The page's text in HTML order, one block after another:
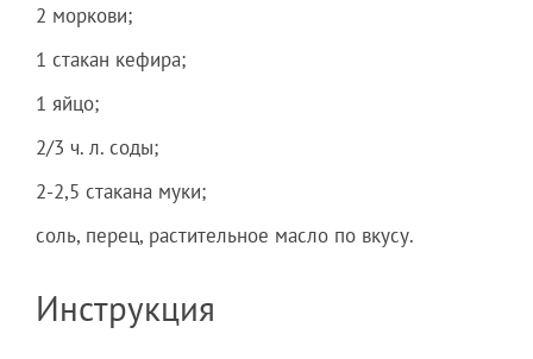
2 моркови;
1 стакан кефира;
1 яйцо;
2/3 ч. л. соды;
2-2,5 стакана муки;
соль, перец, растительное масло по вкусу.
Инструкция